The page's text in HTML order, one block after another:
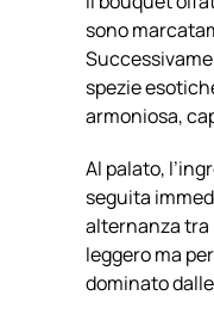
sono
spezie
armoniosa,
Al palato,
seguita
alternanza tra
leggero ma
dominato